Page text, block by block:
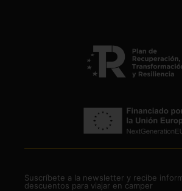
Suscríbete a la newsletter y recibe
descuentos para viajar en camper